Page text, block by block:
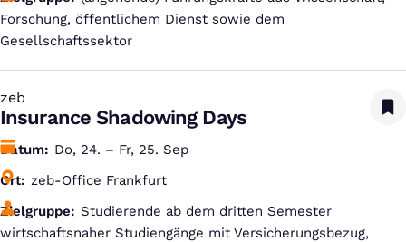
Forschung, öffentlichem Dienst sowie dem
Gesellschaftssektor
zeb
:
Insurance Shadowing Days
Datum
Do, 24. – Fr, 25. Sep
Ort
zeb-Office Frankfurt
Zielgruppe
Studierende ab dem dritten Semester
wirtschaftsnaher Studiengänge mit Versicherungsbezug,